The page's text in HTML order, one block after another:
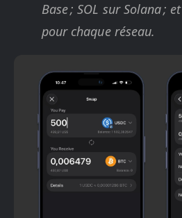
Base ; SOL sur Solana ;
pour chaque réseau.